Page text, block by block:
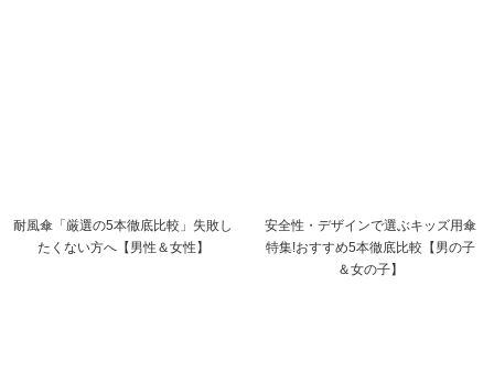
耐風傘「厳選の5本徹底比較」失敗し
たくない方へ【男性＆女性】
安全性・デザインで選ぶキッズ用傘
特集!おすすめ5本徹底比較【男の子
＆女の子】